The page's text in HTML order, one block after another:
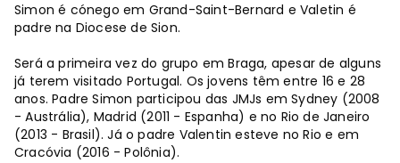
Simon é cónego em Grand-Saint-Bernard e Valetin é
padre na Diocese de Sion.
Será a primeira vez do grupo em Braga, apesar de alguns
já terem visitado Portugal. Os jovens têm entre 16 e 28
anos. Padre Simon participou das JMJs em Sydney (2008
- Austrália), Madrid (2011 - Espanha) e no Rio de Janeiro
(2013 - Brasil). Já o padre Valentin esteve no Rio e em
Cracóvia (2016 - Polônia).